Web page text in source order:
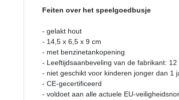
Feiten over het speelgoedbusje
- gelakt hout
- 14,5 x 6,5 x 9 cm
- met benzinetankopening
- Leeftijdsaanbeveling van de fabrikant: 12
- niet geschikt voor kinderen jonger dan 1
- CE-gecertificeerd
- voldoet aan alle actuele EU-